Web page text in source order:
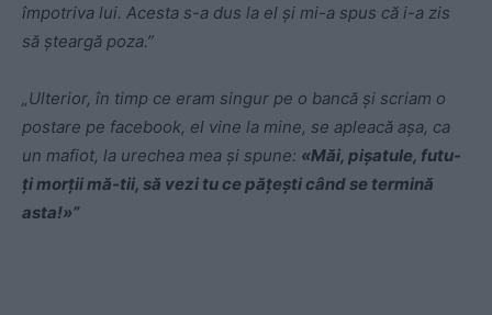
împotriva lui. Acesta s-a dus la el şi mi-a spus că i-a zis
să şteargă poza.”
„Ulterior, în timp ce eram singur pe o bancă şi scriam o
postare pe facebook, el vine la mine, se apleacă aşa, ca
un mafiot, la urechea mea şi spune: «Măi, pişatule, futu-
ți morții mă-tii, să vezi tu ce pățeşti când se termină
asta!»”